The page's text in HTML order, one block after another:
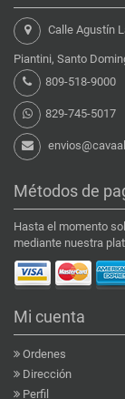
Calle Agustín
Piantini, Santo
809-518-9000
829-745-5017
Métodos de
Hasta el momento
mediante nuestra
Mi cuenta
Ordenes
Dirección
Perfil